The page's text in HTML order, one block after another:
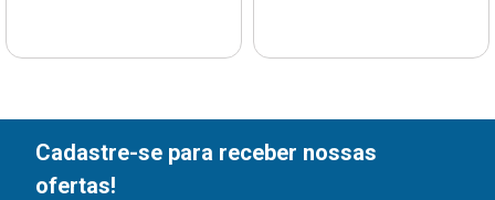
Cadastre-se para receber nossas
ofertas!